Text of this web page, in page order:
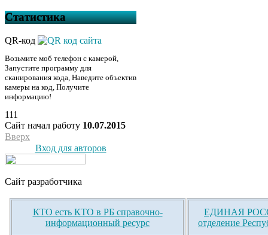
Статистика
QR-код
Возьмите моб телефон с камерой,
Запустите программу для
сканирования кода, Наведите объектив
камеры на код, Получите
информацию!
111
Сайт начал работу 10.07.2015
Вверх
Вход для авторов
Сайт разработчика
КТО есть КТО в РБ справочно-
информационный ресурс
ЕДИНАЯ
отделение